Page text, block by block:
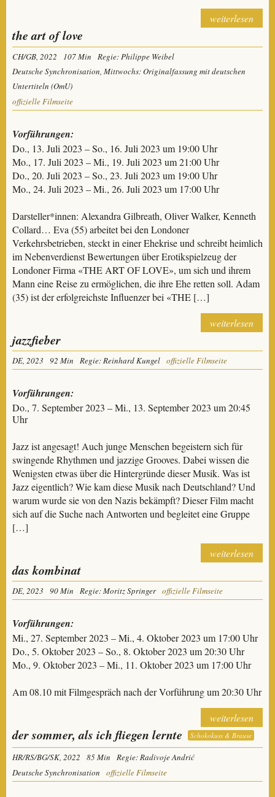
weiterlesen
the art of love
CH/GB, 2022 107 Min
Regie: Philippe Weibel
Deutsche Synchronisation, Mittwochs: Originalfassung mit deutschen
Untertiteln (OmU)
offizielle Filmseite
Vorführungen:
Do., 13. Juli 2023 – So., 16. Juli 2023 um 19:00 Uhr
Mo., 17. Juli 2023 – Mi., 19. Juli 2023 um 21:00 Uhr
Do., 20. Juli 2023 – So., 23. Juli 2023 um 19:00 Uhr
Mo., 24. Juli 2023 – Mi., 26. Juli 2023 um 17:00 Uhr
Darsteller*innen: Alexandra Gilbreath, Oliver Walker, Kenneth
Collard… Eva (55) arbeitet bei den Londoner
Verkehrsbetrieben, steckt in einer Ehekrise und schreibt heimlich
im Nebenverdienst Bewertungen über Erotikspielzeug der
Londoner Firma «THE ART OF LOVE», um sich und ihrem
Mann eine Reise zu ermöglichen, die ihre Ehe retten soll. Adam
(35) ist der erfolgreichste Influenzer bei «THE […]
weiterlesen
jazzfieber
DE, 2023 92 Min Regie: Reinhard Kungel offizielle Filmseite
Vorführungen:
Do., 7. September 2023 – Mi., 13. September 2023 um 20:45
Uhr
Jazz ist angesagt! Auch junge Menschen begeistern sich für
swingende Rhythmen und jazzige Grooves. Dabei wissen die
Wenigsten etwas über die Hintergründe dieser Musik. Was ist
Jazz eigentlich? Wie kam diese Musik nach Deutschland? Und
warum wurde sie von den Nazis bekämpft? Dieser Film macht
sich auf die Suche nach Antworten und begleitet eine Gruppe
[…]
weiterlesen
das kombinat
DE, 2023 90 Min Regie: Moritz Springer offizielle Filmseite
Vorführungen:
Mi., 27. September 2023 – Mi., 4. Oktober 2023 um 17:00 Uhr
Do., 5. Oktober 2023 – So., 8. Oktober 2023 um 20:30 Uhr
Mo., 9. Oktober 2023 – Mi., 11. Oktober 2023 um 17:00 Uhr
Am 08.10 mit Filmgespräch nach der Vorführung um 20:30 Uhr
weiterlesen
der sommer, als ich fliegen lernte Schokokuss & Brause
HR/RS/BG/SK, 2022 85 Min
Regie: Radivoje Andrić
Deutsche Synchronisation
offizielle Filmseite